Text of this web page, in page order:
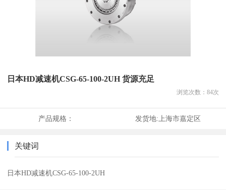
日本HD减速机CSG-65-100-2UH 货源充足
浏览次数： 84次
产品规格： 发货地: 上海市嘉定区
关键词
日本HD减速机CSG-65-100-2UH